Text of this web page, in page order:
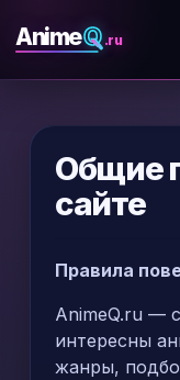
AnimeQ .ru
Общие
сайте
Правила
AnimeQ.ru —
интересны
жанры,